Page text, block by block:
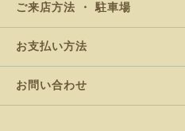
ご来店方法 ・ 駐車場
お支払い方法
お問い合わせ